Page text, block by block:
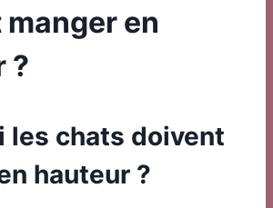
en
?
les chats doivent
hauteur ?